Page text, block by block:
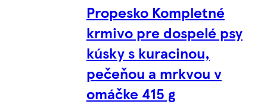
Propesko Kompletné
krmivo pre dospelé psy
kúsky s kuracinou,
pečeňou a mrkvou v
omáčke 415 g